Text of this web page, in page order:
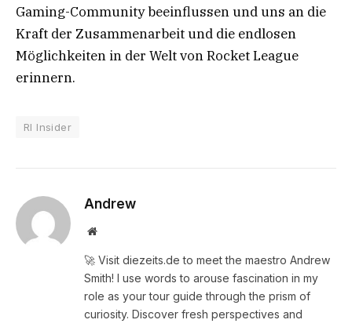
Gaming-Community beeinflussen und uns an die
Kraft der Zusammenarbeit und die endlosen
Möglichkeiten in der Welt von Rocket League
erinnern.
Rl Insider
Andrew
Website
🚀 Visit diezeits.de to meet the maestro Andrew
Smith! I use words to arouse fascination in my
role as your tour guide through the prism of
curiosity. Discover fresh perspectives and